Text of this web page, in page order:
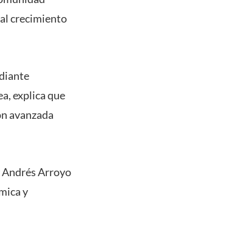
crecimiento
explica que
avanzada
Arroyo
y